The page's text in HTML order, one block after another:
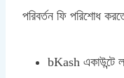
পরিবর্তন ফি পরিশোধ
bKash একাউন্টে